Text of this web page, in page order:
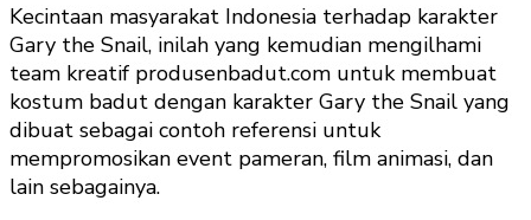
Kecintaan masyarakat Indonesia terhadap karakter
Gary the Snail, inilah yang kemudian mengilhami
team kreatif produsenbadut.com untuk membuat
kostum badut dengan karakter Gary the Snail yang
dibuat sebagai contoh referensi untuk
mempromosikan event pameran, film animasi, dan
lain sebagainya.